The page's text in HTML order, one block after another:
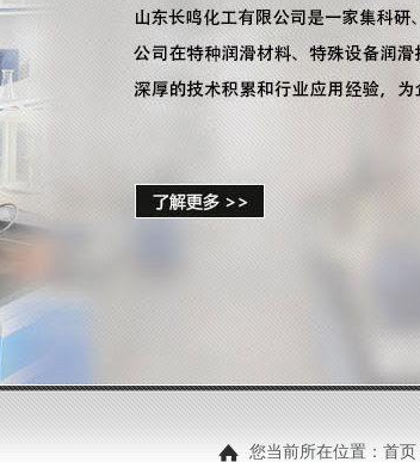
您当前所在位置： 首页